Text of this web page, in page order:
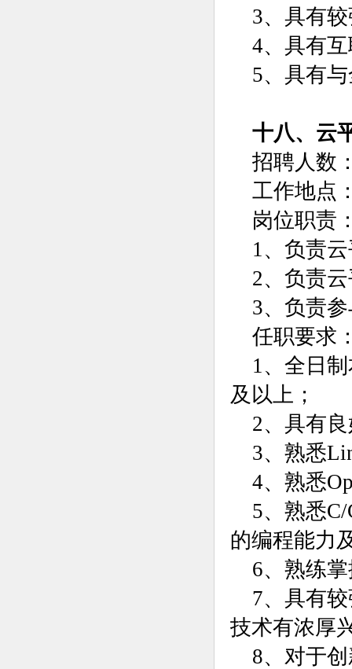
3、具有
4、具有
5、具有
十八、云
招聘人数
工作地点
岗位职责
1、负责
2、负责
3、负责
任职要求
1、全日
及以上；
2、具有
3、熟悉
4、熟悉
5、熟悉
的编程能力
6、熟练
7、具有
技术有浓厚
8、对于